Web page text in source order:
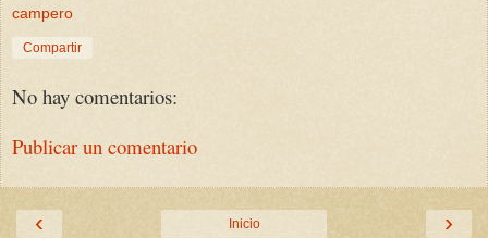
campero
Compartir
No hay comentarios:
Publicar un comentario
‹ ›
Inicio